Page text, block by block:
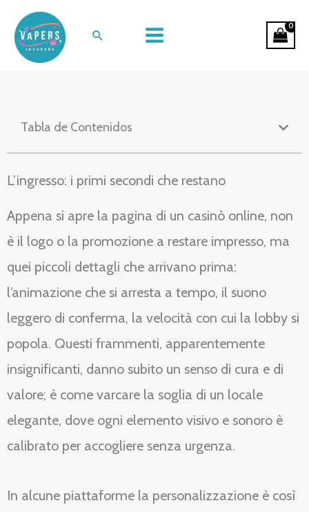
contenido
Buscar
Un giro sensoriale nei salotti digitali
del gioco d’azzardo
Tabla de Contenidos
L’ingresso: i primi secondi che restano
Appena si apre la pagina di un casinò online, non
è il logo o la promozione a restare impresso, ma
quei piccoli dettagli che arrivano prima:
l’animazione che si arresta a tempo, il suono
leggero di conferma, la velocità con cui la lobby si
popola. Questi frammenti, apparentemente
insignificanti, danno subito un senso di cura e di
valore; è come varcare la soglia di un locale
elegante, dove ogni elemento visivo e sonoro è
calibrato per accogliere senza urgenza.
In alcune piattaforme la personalizzazione è così